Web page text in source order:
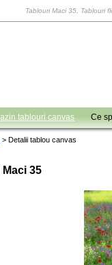
Tablouri Maci 35, Tablouri
tablouri canvas Ce
> Detalii tablou canvas
35